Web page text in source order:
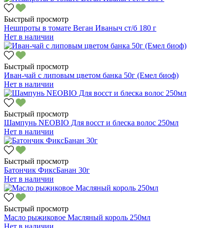
Быстрый просмотр
Нешпроты в томате Веган Иваныч ст/б 180 г
Нет в наличии
Быстрый просмотр
Иван-чай с липовым цветом банка 50г (Емел биоф)
Нет в наличии
Быстрый просмотр
Шампунь NEOBIO Для восст и блеска волос 250мл
Нет в наличии
Быстрый просмотр
Батончик ФиксБанан 30г
Нет в наличии
Быстрый просмотр
Масло рыжиковое Масляный король 250мл
Нет в наличии